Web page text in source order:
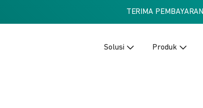
TERIMA PEMBAYARAN
Solusi Produk